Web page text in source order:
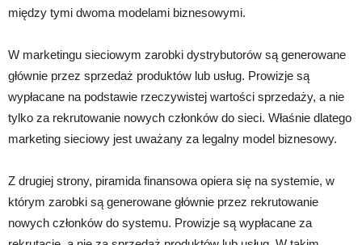
między tymi dwoma modelami biznesowymi.
W marketingu sieciowym zarobki dystrybutorów są generowane
głównie przez sprzedaż produktów lub usług. Prowizje są
wypłacane na podstawie rzeczywistej wartości sprzedaży, a nie
tylko za rekrutowanie nowych członków do sieci. Właśnie dlatego
marketing sieciowy jest uważany za legalny model biznesowy.
Z drugiej strony, piramida finansowa opiera się na systemie, w
którym zarobki są generowane głównie przez rekrutowanie
nowych członków do systemu. Prowizje są wypłacane za